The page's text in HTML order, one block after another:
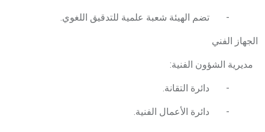
- تضم الهيئة شعبة علمية للتدقيق اللغوي.
الجهاز الفني
مديرية الشؤون الفنية:
- دائرة التقانة.
- دائرة الأعمال الفنية.